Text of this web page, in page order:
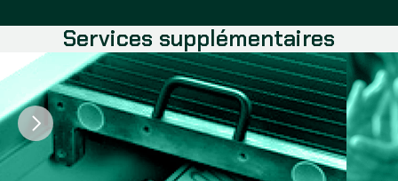
Services supplémentaires